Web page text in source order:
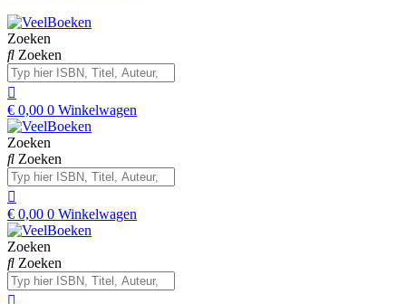
Zoeken
Zoeken
€ 0,00 0 Winkelwagen
Zoeken
Zoeken
€ 0,00 0 Winkelwagen
Zoeken
Zoeken